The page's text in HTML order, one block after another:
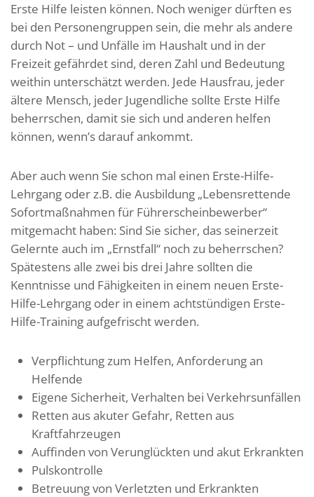
Erste Hilfe leisten können. Noch weniger dürften es
bei den Personengruppen sein, die mehr als andere
durch Not – und Unfälle im Haushalt und in der
Freizeit gefährdet sind, deren Zahl und Bedeutung
weithin unterschätzt werden. Jede Hausfrau, jeder
ältere Mensch, jeder Jugendliche sollte Erste Hilfe
beherrschen, damit sie sich und anderen helfen
können, wenn’s darauf ankommt.
Aber auch wenn Sie schon mal einen Erste-Hilfe-
Lehrgang oder z.B. die Ausbildung „Lebensrettende
Sofortmaßnahmen für Führerscheinbewerber“
mitgemacht haben: Sind Sie sicher, das seinerzeit
Gelernte auch im „Ernstfall“ noch zu beherrschen?
Spätestens alle zwei bis drei Jahre sollten die
Kenntnisse und Fähigkeiten in einem neuen Erste-
Hilfe-Lehrgang oder in einem achtstündigen Erste-
Hilfe-Training aufgefrischt werden.
Verpflichtung zum Helfen, Anforderung an
Helfende
Eigene Sicherheit, Verhalten bei Verkehrsunfällen
Retten aus akuter Gefahr, Retten aus
Kraftfahrzeugen
Auffinden von Verunglückten und akut Erkrankten
Pulskontrolle
Betreuung von Verletzten und Erkrankten